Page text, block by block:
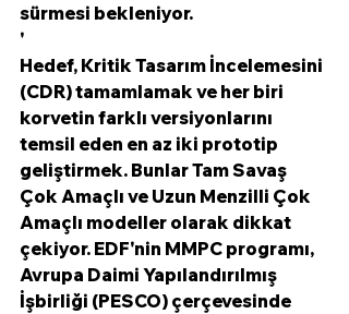
sürmesi bekleniyor.
'
Hedef, Kritik Tasarım İncelemesini
(CDR) tamamlamak ve her biri
korvetin farklı versiyonlarını
temsil eden en az iki prototip
geliştirmek. Bunlar Tam Savaş
Çok Amaçlı ve Uzun Menzilli Çok
Amaçlı modeller olarak dikkat
çekiyor. EDF'nin MMPC programı,
Avrupa Daimi Yapılandırılmış
İşbirliği (PESCO) çerçevesinde